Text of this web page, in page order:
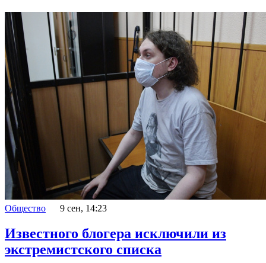
Общество 9 сен, 14:23
Известного блогера исключили из
экстремистского списка